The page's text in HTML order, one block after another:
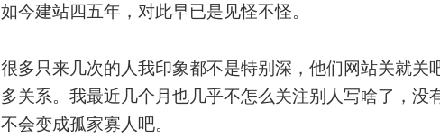
如今建站四五年，对此早已是见怪不怪。
很多只来几次的人我印象都不是特别深，他们网站关就关
多关系。我最近几个月也几乎不怎么关注别人写啥了，没
不会变成孤家寡人吧。